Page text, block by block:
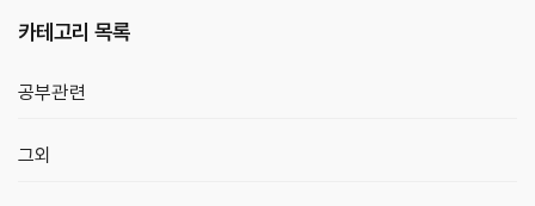
카테고리 목록
공부관련
그외